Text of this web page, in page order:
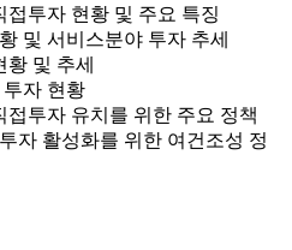
접투자 현황 및 주요 특징
및 서비스분야 투자 추세
및 추세
자 현황
접투자 유치를 위한 주요 정책
자 활성화를 위한 여건조성 정